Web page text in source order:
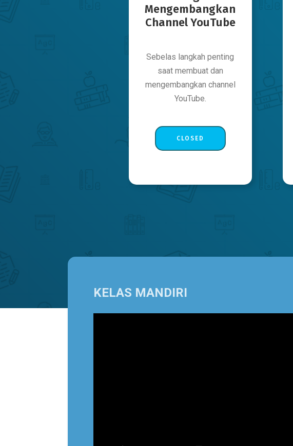
Mengembangkan
Channel YouTube
Sebelas langkah penting
saat membuat dan
mengembangkan channel
YouTube.
CLOSED
KELAS MANDIRI